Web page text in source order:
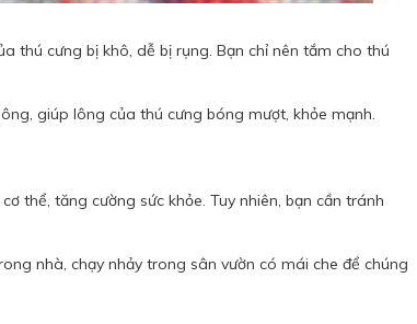
thú cưng bị khô, dễ bị rụng. Bạn chỉ nên tắm cho thú
giúp lông của thú cưng bóng mượt, khỏe mạnh.
thể, tăng cường sức khỏe. Tuy nhiên, bạn cần tránh
nhà, chạy nhảy trong sân vườn có mái che để chúng